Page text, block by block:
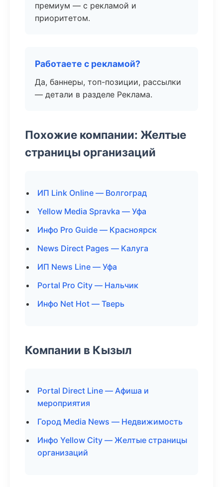
премиум — с рекламой и
приоритетом.
Работаете с рекламой?
Да, баннеры, топ-позиции, рассылки
— детали в разделе Реклама.
Похожие компании: Желтые
страницы организаций
ИП Link Online — Волгоград
Yellow Media Spravka — Уфа
Инфо Pro Guide — Красноярск
News Direct Pages — Калуга
ИП News Line — Уфа
Portal Pro City — Нальчик
Инфо Net Hot — Тверь
Компании в Кызыл
Portal Direct Line — Афиша и
мероприятия
Город Media News — Недвижимость
Инфо Yellow City — Желтые страницы
организаций